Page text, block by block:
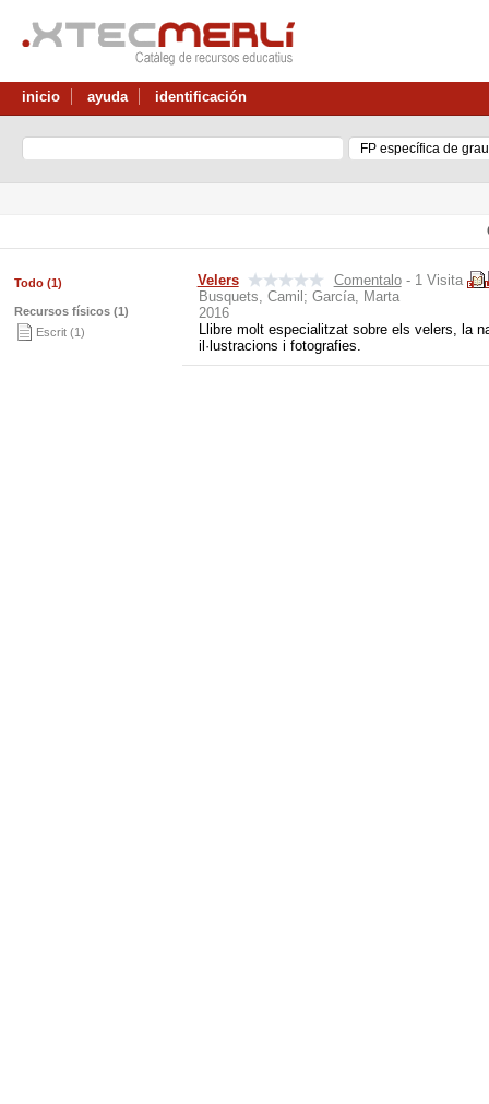
inicio ayuda identificación
Todo (1)
Recursos físicos (1)
Escrit (1)
Velers Comentalo- 1 Visita
Busquets, Camil; García, Marta
2016
Llibre molt especialitzat sobre els velers, la
il·lustracions i fotografies.